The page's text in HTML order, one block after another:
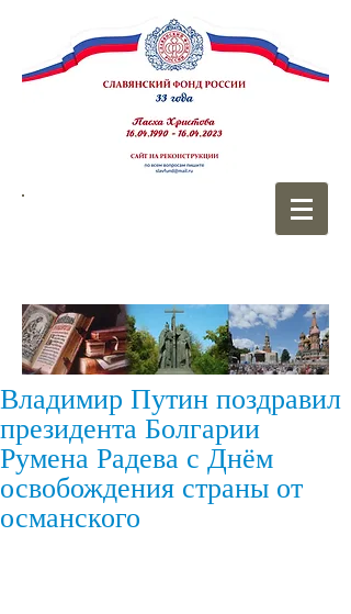
Владимир Путин поздравил
президента Болгарии
Румена Радева с Днём
освобождения страны от
османского